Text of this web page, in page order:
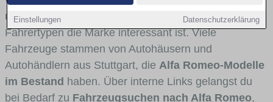
Einstellungen Datenschutzerklärung
und Umlandverkehr zu sehen sind und für welche
Fahrertypen die Marke interessant ist. Viele
Fahrzeuge stammen von Autohäusern und
Autohändlern aus Stuttgart, die Alfa Romeo-Modelle
im Bestand haben. Über interne Links gelangst du
bei Bedarf zu Fahrzeugsuchen nach Alfa Romeo,